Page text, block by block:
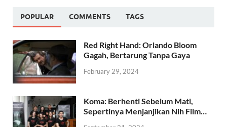
POPULAR COMMENTS TAGS
Red Right Hand: Orlando Bloom
Gagah, Bertarung Tanpa Gaya
February 29, 2024
Koma: Berhenti Sebelum Mati,
Sepertinya Menjanjikan Nih Film…